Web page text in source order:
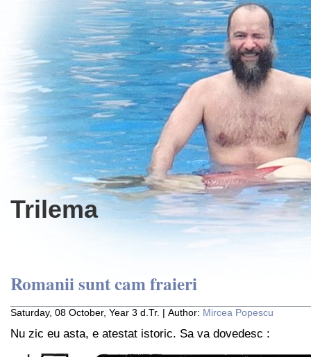
Trilema
Romanii sunt cam fraieri
Saturday, 08 October, Year 3 d.Tr. | Author: Mircea Popescu
Nu zic eu asta, e atestat istoric. Sa va dovedesc :